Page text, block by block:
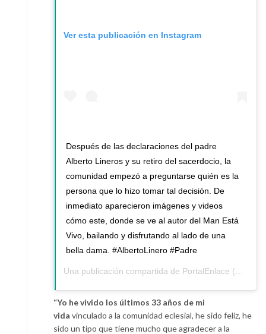
Ver esta publicación en Instagram
Después de las declaraciones del padre
Alberto Lineros y su retiro del sacerdocio, la
comunidad empezó a preguntarse quién es la
persona que lo hizo tomar tal decisión. De
inmediato aparecieron imágenes y videos
cómo este, donde se ve al autor del Man Está
Vivo, bailando y disfrutando al lado de una
bella dama. #AlbertoLinero #Padre
Una publicación compartida de PortalEnlace (@portalenlace) el
“Yo he vivido los últimos 33 años de mi
vida vinculado a la comunidad eclesial, he sido feliz, he
sido un tipo que tiene mucho que agradecer a la